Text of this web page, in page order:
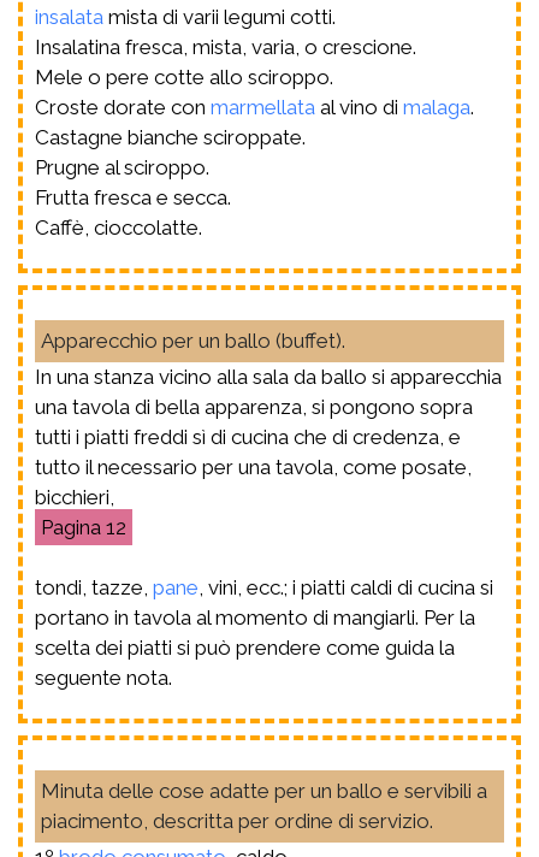
insalata mista di varii legumi cotti.
Insalatina fresca, mista, varia, o crescione.
Mele o pere cotte allo sciroppo.
Croste dorate con marmellata al vino di malaga.
Castagne bianche sciroppate.
Prugne al sciroppo.
Frutta fresca e secca.
Caffè, cioccolatte.
Apparecchio per un ballo (buffet).
In una stanza vicino alla sala da ballo si apparecchia
una tavola di bella apparenza, si pongono sopra
tutti i piatti freddi sì di cucina che di credenza, e
tutto il necessario per una tavola, come posate,
bicchieri,
12
tondi, tazze, pane , vini, ecc.; i piatti caldi di cucina si
portano in tavola al momento di mangiarli. Per la
scelta dei piatti si può prendere come guida la
seguente nota.
Minuta delle cose adatte per un ballo e servibili a
piacimento, descritta per ordine di servizio.